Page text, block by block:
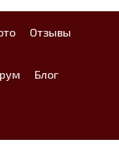
Отзывы
Блог